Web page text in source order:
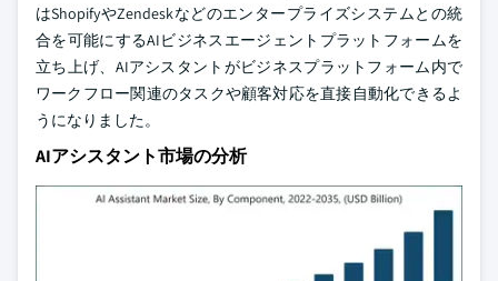
はShopifyやZendeskなどのエンタープライズシステムとの統
合を可能にするAIビジネスエージェントプラットフォームを
立ち上げ、AIアシスタントがビジネスプラットフォーム内で
ワークフロー関連のタスクや顧客対応を直接自動化できるよ
うになりました。
AIアシスタント市場の分析